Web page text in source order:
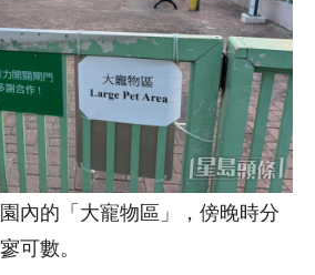
內的「大寵物區」，傍晚時分
可數。